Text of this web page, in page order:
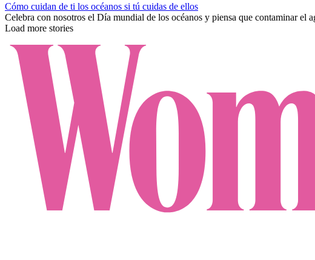
Cómo cuidan de ti los océanos si tú cuidas de ellos
Celebra con nosotros el Día mundial de los océanos y piensa que contaminar el
Load more stories